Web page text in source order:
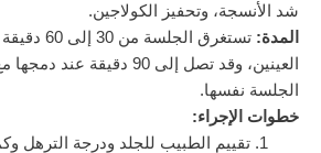
شد الأنسجة، وتحفيز الكولاجين.
المدة:
تستغرق
العينين، وقد تصل إلى 90
الجلسة نفسها.
خطوات الإجراء:
تقييم الطبيب للجلد ودرجة الترهل